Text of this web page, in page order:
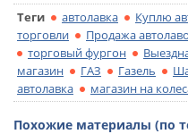
Теги
автолавка Куплю
торговли
Продажа
торговый фургон
магазин
ГАЗ Газель
автолавка
магазин на
Похожие материалы (по